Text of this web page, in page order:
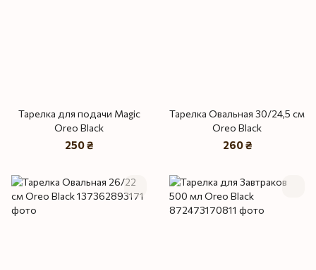
Тарелка для подачи Magic
Oreo Black
250 ₴
Тарелка Овальная 30/24,5 см
Oreo Black
260 ₴